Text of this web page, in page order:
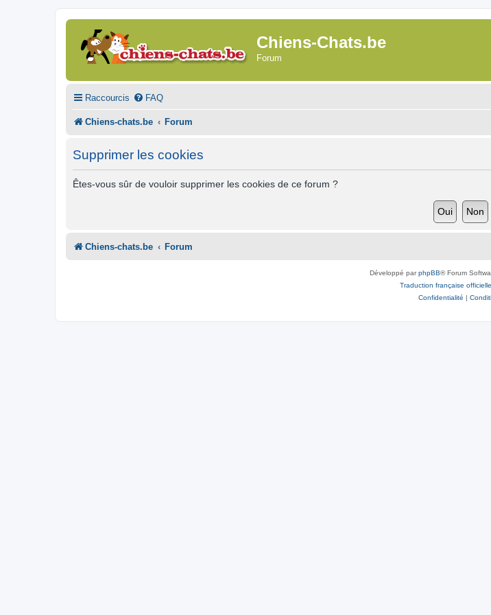
Chiens-Chats.be
Forum
Raccourcis FAQ
Chiens-chats.be Forum
Supprimer les cookies
Êtes-vous sûr de vouloir supprimer les cookies de ce forum ?
Chiens-chats.be Forum
Développé parphpBB® Forum
Traduction française officielle
Confidentialité |